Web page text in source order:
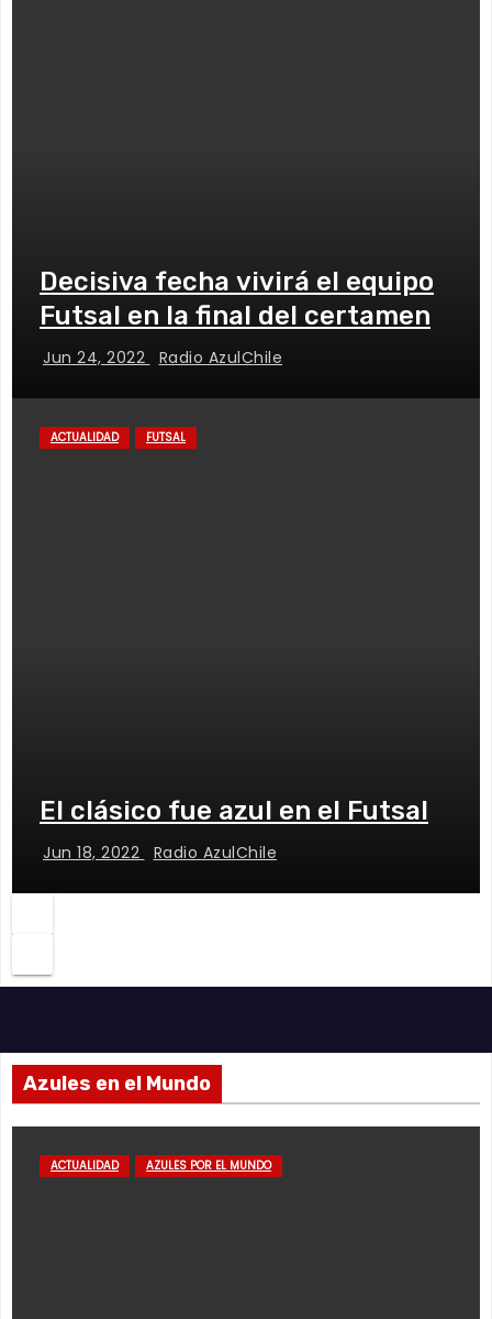
Decisiva fecha vivirá el equipo
Futsal en la final del certamen
Jun 24, 2022 Radio AzulChile
ACTUALIDAD FUTSAL
El clásico fue azul en el Futsal
Jun 18, 2022 Radio AzulChile
Azules en el Mundo
ACTUALIDAD AZULES POR EL MUNDO